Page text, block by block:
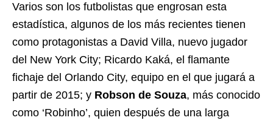
Varios son los futbolistas que engrosan esta
estadística, algunos de los más recientes tienen
como protagonistas a David Villa, nuevo jugador
del New York City; Ricardo Kaká, el flamante
fichaje del Orlando City, equipo en el que jugará a
partir de 2015; y Robson de Souza, más conocido
como ‘Robinho’, quien después de una larga